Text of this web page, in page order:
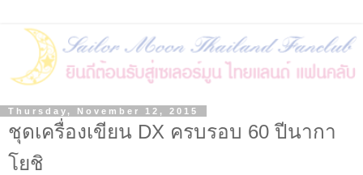
Thursday, November 12, 2015
ชุดเครื่องเขียน DX ครบรอบ 60 ปีนากา
โยชิ